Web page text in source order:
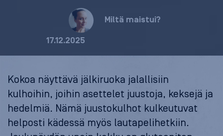
Miltä maistui?
17.12.2025
Kokoa näyttävä jälkiruoka jalallisiin
kulhoihin, joihin asettelet juustoja, keksejä ja
hedelmiä. Nämä juustokulhot kulkeutuvat
helposti kädessä myös lautapelihetkiin.